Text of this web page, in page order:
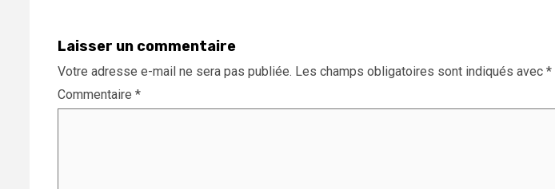
Laisser un commentaire
Votre adresse e-mail ne sera pas publiée. Les champs obligatoires sont indiqués avec *
Commentaire *